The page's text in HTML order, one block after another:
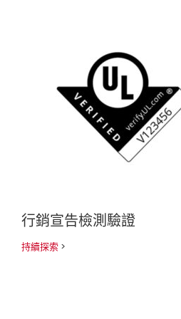
行銷宣告檢測驗證
持續探索 >